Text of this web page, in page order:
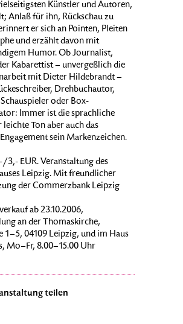
Künstler und Autoren,
Anlaß für ihn, Rückschau zu
er sich an Pointen, Pleiten
und erzählt davon mit
Humor. Ob Journalist,
Kabarettist – unvergeßlich die
mit Dieter Hildebrandt –
Drehbuchautor,
Schauspieler oder Box-
Immer ist die sprachliche
leichte Ton aber auch das
sein Markenzeichen.
3,- EUR. Veranstaltung des
Leipzig. Mit freundlicher
der Commerzbank Leipzig
ab 23.10.2006,
an der Thomaskirche,
1–5, 04109 Leipzig, und im Haus
Mo–Fr, 8.00–15.00 Uhr
teilen